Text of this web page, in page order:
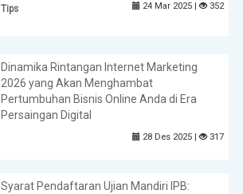
Tips 24 Mar 2025 | 352
Dinamika Rintangan Internet Marketing
2026 yang Akan Menghambat
Pertumbuhan Bisnis Online Anda di Era
Persaingan Digital
28 Des 2025 | 317
Syarat Pendaftaran Ujian Mandiri IPB: